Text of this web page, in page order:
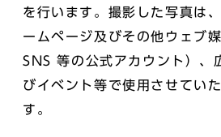
を行います。撮影した写真は
ームページ及びその他ウェブ
SNS 等の公式アカウント）、
びイベント等で使用させてい
す。